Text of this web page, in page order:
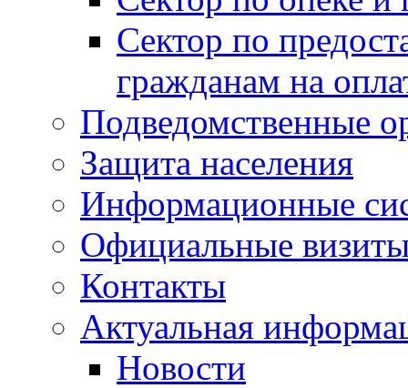
Сектор по
гражданам на
Подведомственные
Защита населения
Информационные
Официальные
Контакты
Актуальная
Новости